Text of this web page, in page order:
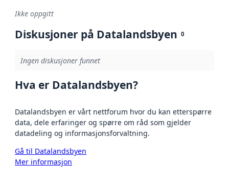
Ikke oppgitt
Diskusjoner på Datalandsbyen 0
Ingen diskusjoner funnet
Hva er Datalandsbyen?
Datalandsbyen er vårt nettforum hvor du kan etterspørre
data, dele erfaringer og spørre om råd som gjelder
datadeling og informasjonsforvaltning.
Gå til Datalandsbyen
Mer informasjon